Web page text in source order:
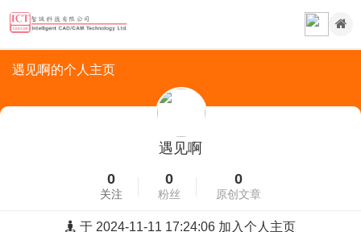
遇见啊的个人主页
遇见啊
0
关注
0
粉丝
0
原创文章
于 2024-11-11 17:24:06 加入个人主页